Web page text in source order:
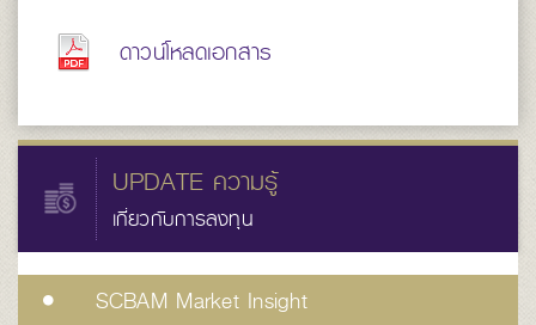
ดาวน์โหลดเอกสาร
UPDATE ความรู้
เกี่ยวกับการลงทุน
SCBAM Market Insight